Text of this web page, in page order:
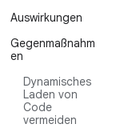
Auswirkungen
Gegenmaßnahm
en
Dynamisches
Laden von
Code
vermeiden